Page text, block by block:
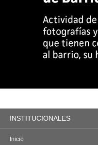
INSTITUCIONALES
Inicio